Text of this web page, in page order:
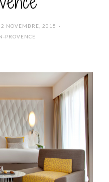
POSTED
ON
2 NOVEMBRE, 2015
PROVENCE